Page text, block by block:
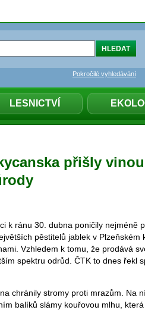
LESNICTVÍ
Pokročilé vyhledávání
přišly
k ránu 30. dubna poničily nejméně
pěstitelů jablek v Plzeňském
Vzhledem k tomu, že prodává
spektru odrůd. ČTK to dnes řekl
chránily stromy proti mrazům. Na
balíků slámy kouřovou mlhu,